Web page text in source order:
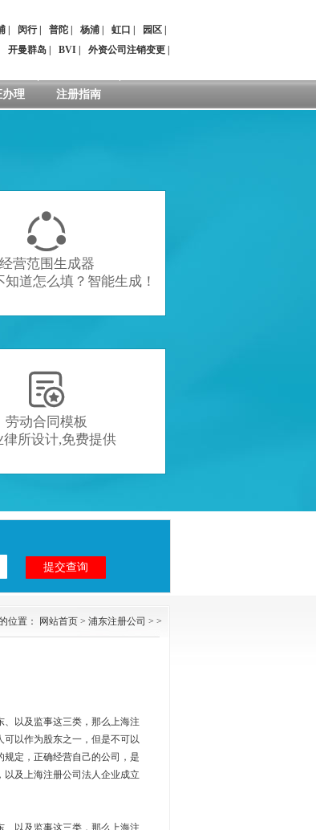
闵行| 普陀 杨浦 虹口 园区
开曼群岛 BVI 外资公司注销变更
办理 注册指南

经营范围生成器
知道怎么填？智能生成！

劳动合同模板
律所设计,免费提供
位置： 网站首页 > 浦东注册公司 > >
以及监事这三类，那么上海注
以作为股东之一，但是不可以
定，正确经营自己的公司，是
及上海注册公司法人企业成立
以及监事这三类，那么上海注